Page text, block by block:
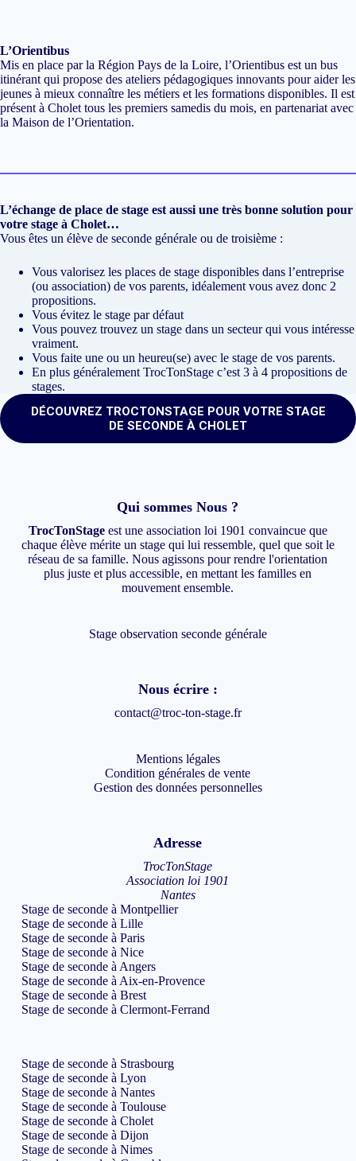
L’Orientibus
Mis en place par la Région Pays de la Loire, l’Orientibus est un bus
itinérant qui propose des ateliers pédagogiques innovants pour aider les
jeunes à mieux connaître les métiers et les formations disponibles. Il est
présent à Cholet tous les premiers samedis du mois, en partenariat avec
la Maison de l’Orientation.
L’échange de place de stage est aussi une très bonne solution pour
votre stage à Cholet…
Vous êtes un élève de seconde générale ou de troisième :
Vous valorisez les places de stage disponibles dans l’entreprise
(ou association) de vos parents, idéalement vous avez donc 2
propositions.
Vous évitez le stage par défaut
Vous pouvez trouvez un stage dans un secteur qui vous intéresse
vraiment.
Vous faite une ou un heureu(se) avec le stage de vos parents.
En plus généralement TrocTonStage c’est 3 à 4 propositions de
stages.
DÉCOUVREZ TROCTONSTAGE POUR VOTRE STAGE
DE SECONDE À CHOLET
Qui sommes Nous ?
TrocTonStageest une association loi 1901 convaincue que
chaque élève mérite un stage qui lui ressemble, quel que soit le
réseau de sa famille. Nous agissons pour rendre l'orientation
plus juste et plus accessible, en mettant les familles en
mouvement ensemble.
Stage observation seconde générale
Nous écrire :
contact@troc-ton-stage.fr
Mentions légales
Condition générales de vente
Gestion des données personnelles
Adresse
TrocTonStage
Association loi 1901
Nantes
Stage de seconde à Montpellier
Stage de seconde à Lille
Stage de seconde à Paris
Stage de seconde à Nice
Stage de seconde à Angers
Stage de seconde à Aix-en-Provence
Stage de seconde à Brest
Stage de seconde à Clermont-Ferrand
Stage de seconde à Strasbourg
Stage de seconde à Lyon
Stage de seconde à Nantes
Stage de seconde à Toulouse
Stage de seconde à Cholet
Stage de seconde à Dijon
Stage de seconde à Nimes